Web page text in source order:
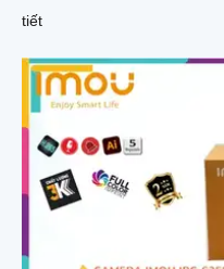
tiết